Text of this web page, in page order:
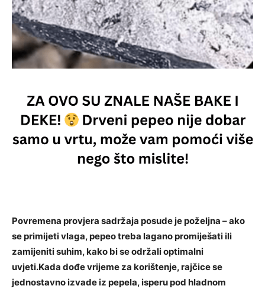
Povremena provjera sadržaja posude je poželjna – ako
se primijeti vlaga, pepeo treba lagano promiješati ili
zamijeniti suhim, kako bi se održali optimalni
uvjeti.Kada dođe vrijeme za korištenje, rajčice se
jednostavno izvade iz pepela, isperu pod hladnom